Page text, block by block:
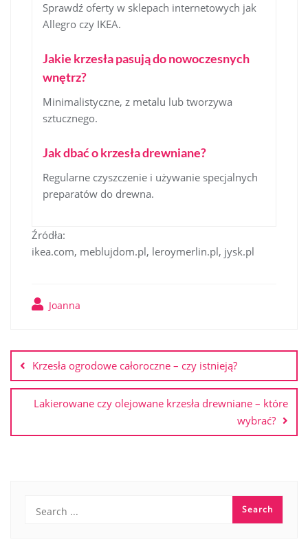
Sprawdź oferty w sklepach internetowych jak
Allegro czy IKEA.
Jakie krzesła pasują do nowoczesnych
wnętrz?
Minimalistyczne, z metalu lub tworzywa
sztucznego.
Jak dbać o krzesła drewniane?
Regularne czyszczenie i używanie specjalnych
preparatów do drewna.
Źródła:
ikea.com, meblujdom.pl, leroymerlin.pl, jysk.pl
Joanna
wpisuKrzesła ogrodowe całoroczne – czy istnieją?
Lakierowane czy olejowane krzesła drewniane – które
wybrać?